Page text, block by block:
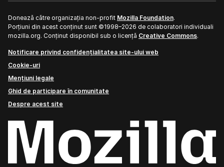
Donează către organizația non-profit Mozilla Foundation.
Porțiuni din acest conținut sunt ©1998–2026 de colaboratori individuali
mozilla.org. Conținut disponibil sub o licență Creative Commons.
Notificare privind confidențialitatea site-ului web
Cookie-uri
Mențiuni legale
Ghid de participare în comunitate
Despre acest site